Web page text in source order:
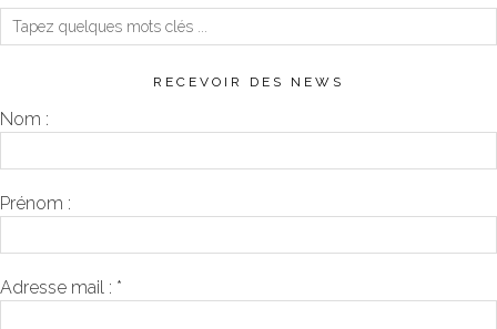
RECEVOIR DES NEWS
Nom :
Prénom :
Adresse mail : *